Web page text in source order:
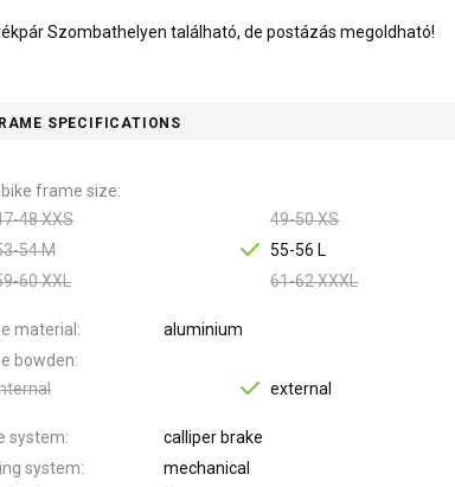
Szombathelyen található, de postázás megoldható!
SPECIFICATIONS
frame size
48 XXS
49-50 XS
54 M
55-56 L
60 XXL
61-62 XXXL
material
aluminium
bowden
external
system
calliper brake
system
mechanical